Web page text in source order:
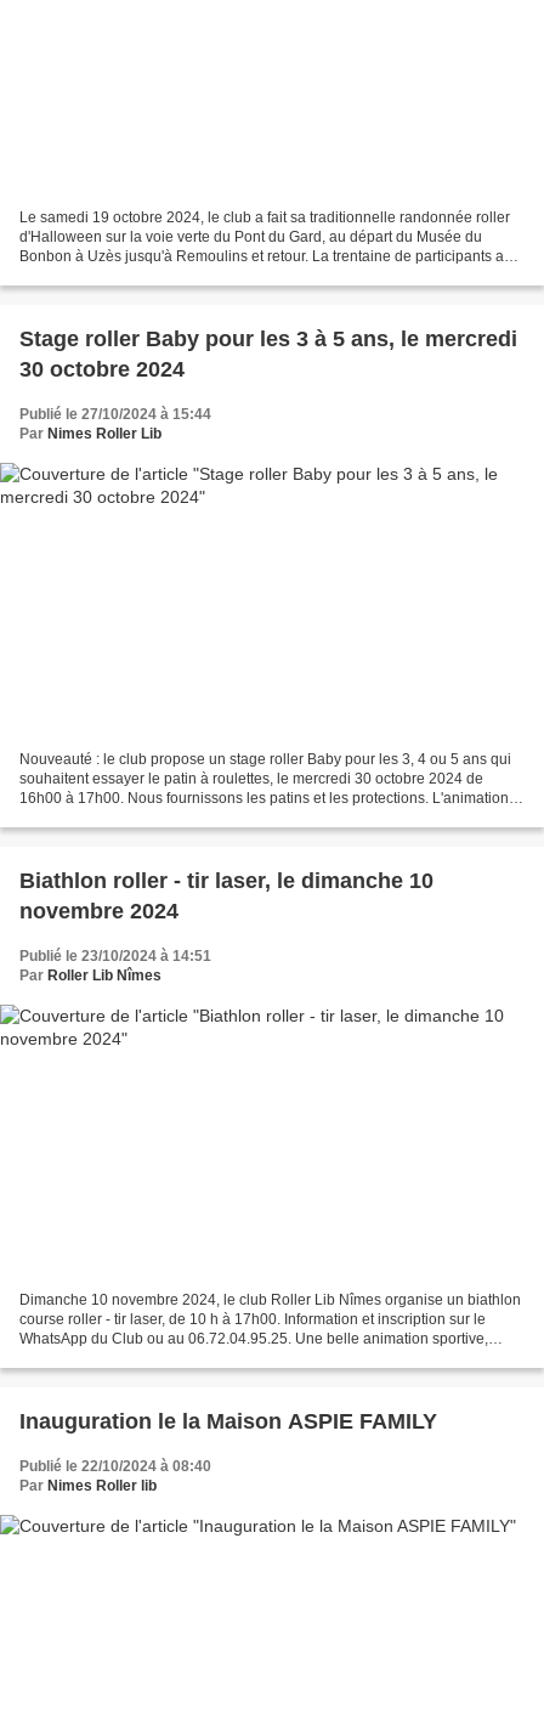
Le samedi 19 octobre 2024, le club a fait sa traditionnelle randonnée roller
d'Halloween sur la voie verte du Pont du Gard, au départ du Musée du
Bonbon à Uzès jusqu'à Remoulins et retour. La trentaine de participants a
Stage roller Baby pour les 3 à 5 ans, le mercredi
30 octobre 2024
Publié le 27/10/2024 à 15:44
Par Nimes Roller Lib
Nouveauté : le club propose un stage roller Baby pour les 3, 4 ou 5 ans qui
souhaitent essayer le patin à roulettes, le mercredi 30 octobre 2024 de
16h00 à 17h00. Nous fournissons les patins et les protections. L'animation
Biathlon roller - tir laser, le dimanche 10
novembre 2024
Publié le 23/10/2024 à 14:51
Par Roller Lib Nîmes
Dimanche 10 novembre 2024, le club Roller Lib Nîmes organise un biathlon
course roller - tir laser, de 10 h à 17h00. Information et inscription sur le
WhatsApp du Club ou au 06.72.04.95.25. Une belle animation sportive,
Inauguration le la Maison ASPIE FAMILY
Publié le 22/10/2024 à 08:40
Par Nimes Roller lib